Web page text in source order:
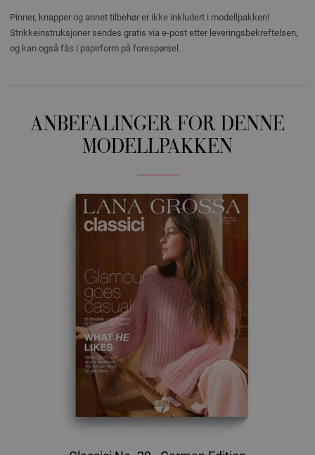
Pinner, knapper og annet tilbehør er ikke inkludert i modellpakken!
Strikkeinstruksjoner sendes gratis via e-post etter leveringsbekreftelsen,
og kan også fås i papirform på forespørsel.
ANBEFALINGER FOR DENNE
MODELLPAKKEN